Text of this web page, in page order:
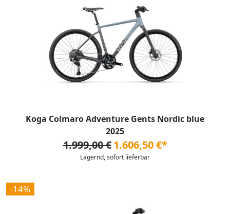
Koga Colmaro Adventure Gents Nordic blue
2025
1.999,00 € 1.606,50 €*
Lagernd, sofort lieferbar
-14%